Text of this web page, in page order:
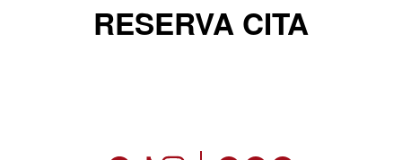
RESERVA CITA